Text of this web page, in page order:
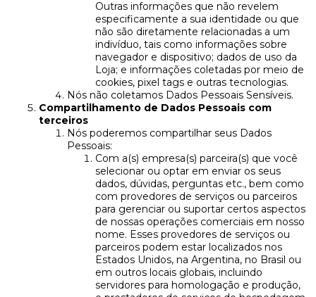
Outras informações que não revelem
especificamente a sua identidade ou que
não são diretamente relacionadas a um
indivíduo, tais como informações sobre
navegador e dispositivo; dados de uso da
Loja; e informações coletadas por meio de
cookies, pixel tags e outras tecnologias.
Nós não coletamos Dados Pessoais Sensíveis.
Compartilhamento de Dados Pessoais com
terceiros
Nós poderemos compartilhar seus Dados
Pessoais:
Com a(s) empresa(s) parceira(s) que você
selecionar ou optar em enviar os seus
dados, dúvidas, perguntas etc., bem como
com provedores de serviços ou parceiros
para gerenciar ou suportar certos aspectos
de nossas operações comerciais em nosso
nome. Esses provedores de serviços ou
parceiros podem estar localizados nos
Estados Unidos, na Argentina, no Brasil ou
em outros locais globais, incluindo
servidores para homologação e produção,